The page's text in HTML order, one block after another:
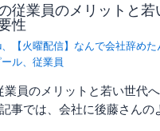
従業員のメリットと若
性
、 【火曜配信】なんで会社辞めた
ル、従業員
業員のメリットと若い世代
事では、会社に後藤さんの